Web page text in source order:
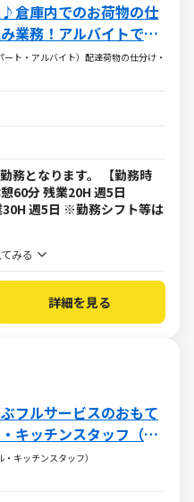
倉庫内でのお荷物の仕
業務！アルバイトでも
り
ト・アルバイト）配達荷物の仕分け・
務となります。 【勤務時
60分 残業20H 週5日
週5日 ※勤務シフト等は
みる
詳細を見る
フルサービスのおもて
キッチンスタッフ（ア
ト）求人
キッチンスタッフ）